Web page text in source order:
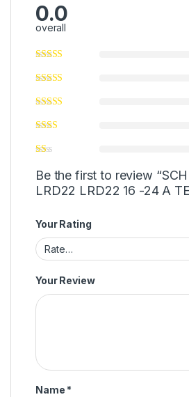
0.0
overall
Be the first to review
LRD22 LRD22 16 -24 A
Your Rating
Your Review
Name *